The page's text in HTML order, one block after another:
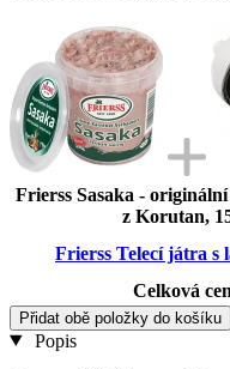
Frierss Sasaka -
z Korutan,
Frierss Telecí játra s
Celková
Přidat obě položky do košíku
Popis